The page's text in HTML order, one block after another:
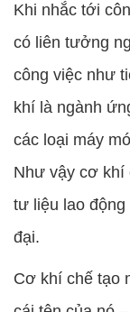
Khi nhắc tới
có liên tưởng
công việc như
khí là ngành
các loại máy
Như vậy cơ khí
tư liệu lao
đại.
Cơ khí chế tạo